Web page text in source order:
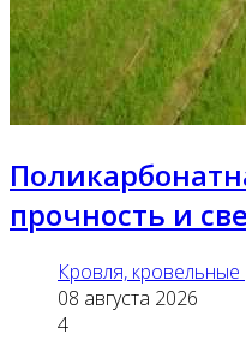
прочность и
Кровля,
08 августа 2026
4